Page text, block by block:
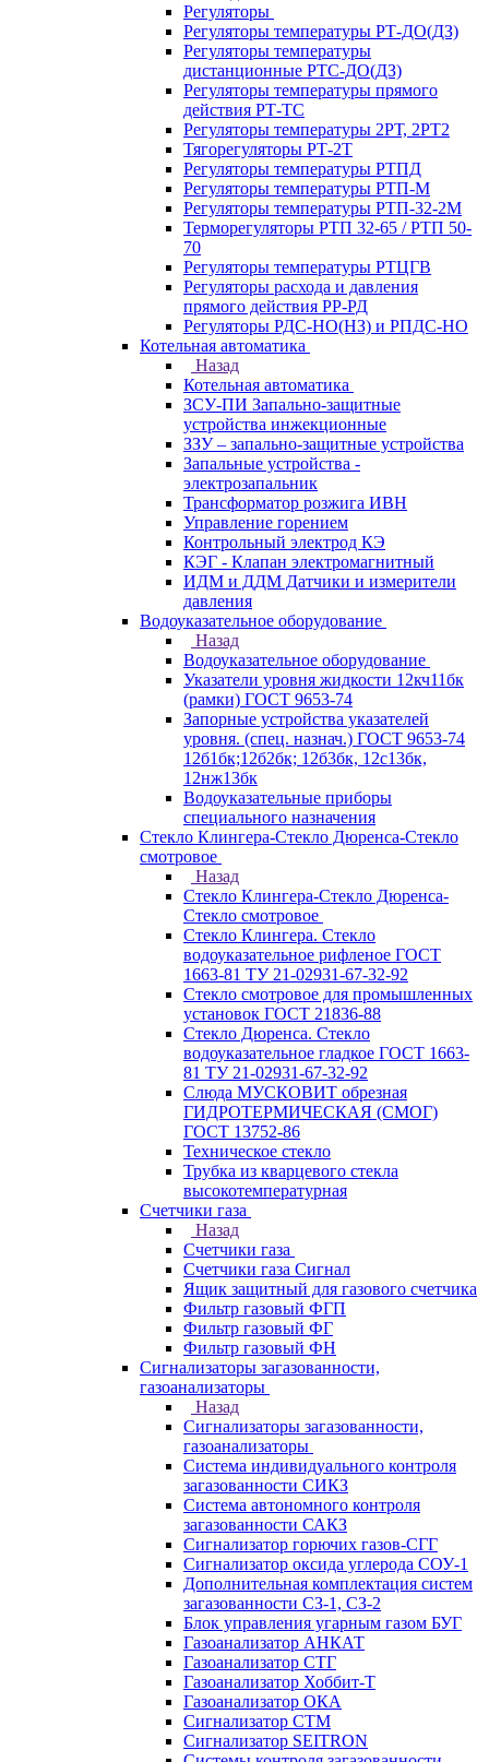
Регуляторы
Регуляторы температуры РТ-ДО(ДЗ)
Регуляторы температуры
дистанционные РТС-ДО(ДЗ)
Регуляторы температуры прямого
действия РТ-ТС
Регуляторы температуры 2РТ, 2РT2
Тягорегуляторы РТ-2Т
Регуляторы температуры РТПД
Регуляторы температуры РТП-M
Регуляторы температуры РТП-32-2М
Терморегуляторы РТП 32-65 / РТП 50-
70
Регуляторы температуры РТЦГВ
Регуляторы расхода и давления
прямого действия РР-РД
Регуляторы РДС-НО(НЗ) и РПДС-НО
Котельная автоматика
Назад
Котельная автоматика
ЗСУ-ПИ Запально-защитные
устройства инжекционные
ЗЗУ – запально-защитные устройства
Запальные устройства -
электрозапальник
Трансформатор розжига ИВН
Управление горением
Контрольный электрод КЭ
КЭГ - Клапан электромагнитный
ИДМ и ДДМ Датчики и измерители
давления
Водоуказательное оборудование
Назад
Водоуказательное оборудование
Указатели уровня жидкости 12кч11бк
(рамки) ГОСТ 9653-74
Запорные устройства указателей
уровня. (спец. назнач.) ГОСТ 9653-74
12б1бк;12б2бк; 12б3бк, 12с13бк,
12нж13бк
Водоуказательные приборы
специального назначения
Стекло Клингера-Стекло Дюренса-Стекло
смотровое
Назад
Стекло Клингера-Стекло Дюренса-
Стекло смотровое
Стекло Клингера. Стекло
водоуказательное рифленое ГОСТ
1663-81 ТУ 21-02931-67-32-92
Стекло смотровое для промышленных
установок ГОСТ 21836-88
Стекло Дюренса. Стекло
водоуказательное гладкое ГОСТ 1663-
81 ТУ 21-02931-67-32-92
Слюда МУСКОВИТ обрезная
ГИДРОТЕРМИЧЕСКАЯ (СМОГ)
ГОСТ 13752-86
Техническое стекло
Трубка из кварцевого стекла
высокотемпературная
Счетчики газа
Назад
Счетчики газа
Счетчики газа Сигнал
Ящик защитный для газового счетчика
Фильтр газовый ФГП
Фильтр газовый ФГ
Фильтр газовый ФН
Сигнализаторы загазованности,
газоанализаторы
Назад
Сигнализаторы загазованности,
газоанализаторы
Система индивидуального контроля
загазованности СИКЗ
Система автономного контроля
загазованности САКЗ
Сигнализатор горючих газов-СГГ
Сигнализатор оксида углерода СОУ-1
Дополнительная комплектация систем
загазованности СЗ-1, СЗ-2
Блок управления угарным газом БУГ
Газоанализатор АНКАТ
Газоанализатор СТГ
Газоанализатор Хоббит-Т
Газоанализатор ОКА
Сигнализатор СТМ
Сигнализатор SEITRON